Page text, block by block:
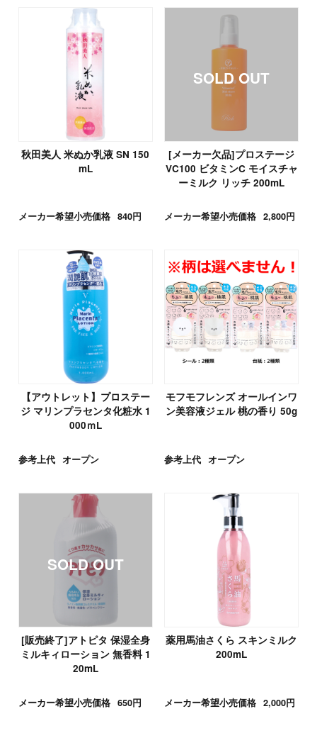
秋田美人 米ぬか乳液 SN 150
mL
メーカー希望小売価格 840円
[メーカー欠品]プロステージ
VC100 ビタミンC モイスチャ
ーミルク リッチ 200mL
メーカー希望小売価格 2,800円
【アウトレット】プロステー
ジ マリンプラセンタ化粧水 1
000ｍL
参考上代 オープン
モフモフレンズ オールインワ
ン美容液ジェル 桃の香り 50g
参考上代 オープン
[販売終了]アトピタ 保湿全身
ミルキィローション 無香料 1
20mL
メーカー希望小売価格 650円
薬用馬油さくら スキンミルク
200mL
メーカー希望小売価格 2,000円